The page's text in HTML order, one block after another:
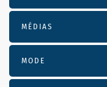
MÉDIAS
MODE